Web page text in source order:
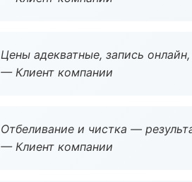
Цены адекватные, запись
— Клиент компании
Отбеливание и чистка —
— Клиент компании